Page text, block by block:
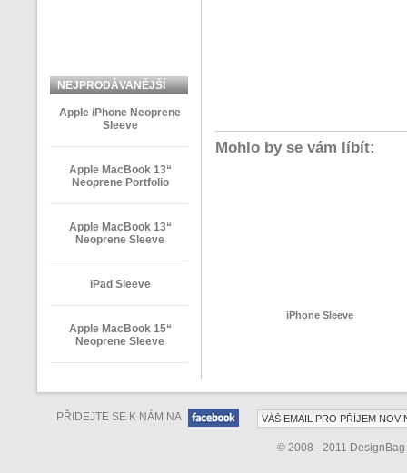
Mohlo by se vám líbít:
iPhone Sleeve
NEJPRODÁVANĚJŠÍ
Apple iPhone Neoprene
Sleeve
Apple MacBook 13“
Neoprene Portfolio
Apple MacBook 13“
Neoprene Sleeve
iPad Sleeve
Apple MacBook 15“
Neoprene Sleeve
PŘIDEJTE SE K NÁM NA
© 2008 - 2011 DesignBag